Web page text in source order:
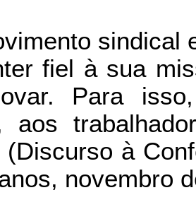
fiel à sua
Para
aos
(Discurso à
novembro